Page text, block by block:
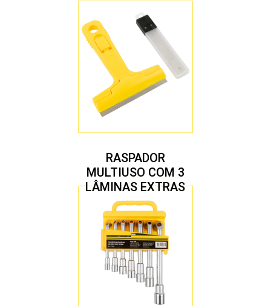
RASPADOR
MULTIUSO COM 3
LÂMINAS EXTRAS